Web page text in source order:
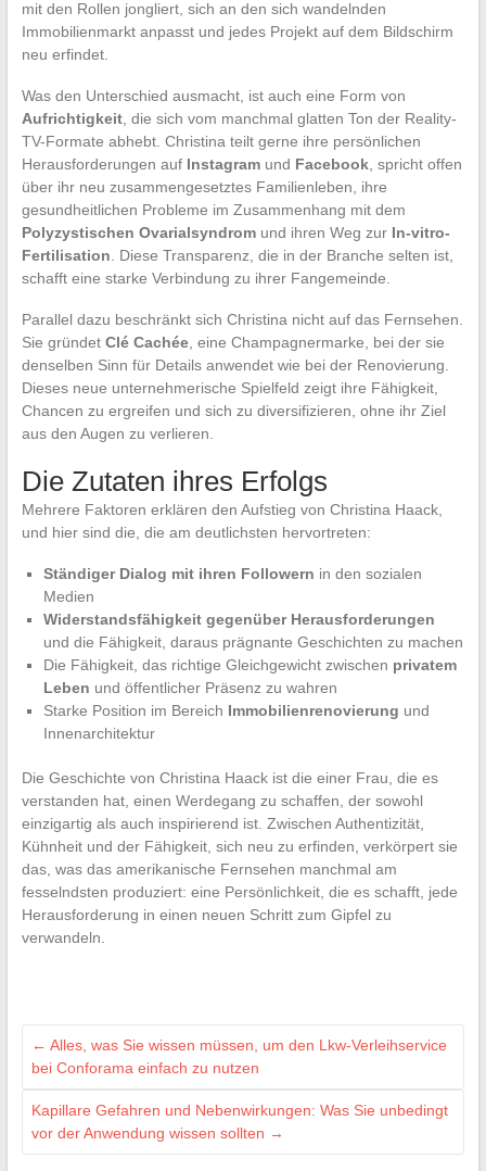
mit den Rollen jongliert, sich an den sich wandelnden
Immobilienmarkt anpasst und jedes Projekt auf dem Bildschirm
neu erfindet.
Was den Unterschied ausmacht, ist auch eine Form von
Aufrichtigkeit, die sich vom manchmal glatten Ton der Reality-
TV-Formate abhebt. Christina teilt gerne ihre persönlichen
Herausforderungen auf Instagramund Facebook, spricht offen
über ihr neu zusammengesetztes Familienleben, ihre
gesundheitlichen Probleme im Zusammenhang mit dem
Polyzystischen Ovarialsyndromund ihren Weg zur In-vitro-
Fertilisation . Diese Transparenz, die in der Branche selten ist,
schafft eine starke Verbindung zu ihrer Fangemeinde.
Parallel dazu beschränkt sich Christina nicht auf das Fernsehen.
Sie gründet Clé Cachée, eine Champagnermarke, bei der sie
denselben Sinn für Details anwendet wie bei der Renovierung.
Dieses neue unternehmerische Spielfeld zeigt ihre Fähigkeit,
Chancen zu ergreifen und sich zu diversifizieren, ohne ihr Ziel
aus den Augen zu verlieren.
Die Zutaten ihres Erfolgs
Mehrere Faktoren erklären den Aufstieg von Christina Haack,
und hier sind die, die am deutlichsten hervortreten:
Ständiger Dialog mit ihren Followern in den sozialen
Medien
Widerstandsfähigkeit gegenüber Herausforderungen
und die Fähigkeit, daraus prägnante Geschichten zu machen
Die Fähigkeit, das richtige Gleichgewicht zwischen privatem
Leben und öffentlicher Präsenz zu wahren
Starke Position im Bereich Immobilienrenovierung und
Innenarchitektur
Die Geschichte von Christina Haack ist die einer Frau, die es
verstanden hat, einen Werdegang zu schaffen, der sowohl
einzigartig als auch inspirierend ist. Zwischen Authentizität,
Kühnheit und der Fähigkeit, sich neu zu erfinden, verkörpert sie
das, was das amerikanische Fernsehen manchmal am
fesselndsten produziert: eine Persönlichkeit, die es schafft, jede
Herausforderung in einen neuen Schritt zum Gipfel zu
verwandeln.
← Alles, was Sie wissen müssen, um den Lkw-Verleihservice
bei Conforama einfach zu nutzen
Kapillare Gefahren und Nebenwirkungen: Was Sie unbedingt
vor der Anwendung wissen sollten →